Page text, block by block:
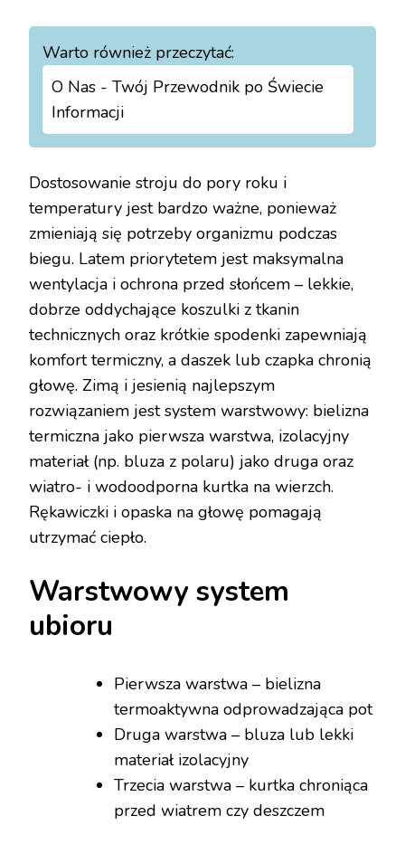
Warto również przeczytać:
O Nas - Twój Przewodnik po Świecie
Informacji
Dostosowanie stroju do pory roku i
temperatury jest bardzo ważne, ponieważ
zmieniają się potrzeby organizmu podczas
biegu. Latem priorytetem jest maksymalna
wentylacja i ochrona przed słońcem – lekkie,
dobrze oddychające koszulki z tkanin
technicznych oraz krótkie spodenki zapewniają
komfort termiczny, a daszek lub czapka chronią
głowę. Zimą i jesienią najlepszym
rozwiązaniem jest system warstwowy: bielizna
termiczna jako pierwsza warstwa, izolacyjny
materiał (np. bluza z polaru) jako druga oraz
wiatro- i wodoodporna kurtka na wierzch.
Rękawiczki i opaska na głowę pomagają
utrzymać ciepło.
Warstwowy system
ubioru
Pierwsza warstwa – bielizna
termoaktywna odprowadzająca pot
Druga warstwa – bluza lub lekki
materiał izolacyjny
Trzecia warstwa – kurtka chroniąca
przed wiatrem czy deszczem